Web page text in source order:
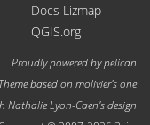
Docs Lizmap
QGIS.org
Proudly powered bypelican
Theme based on molivier's one
Nathalie Lyon-Caen's design